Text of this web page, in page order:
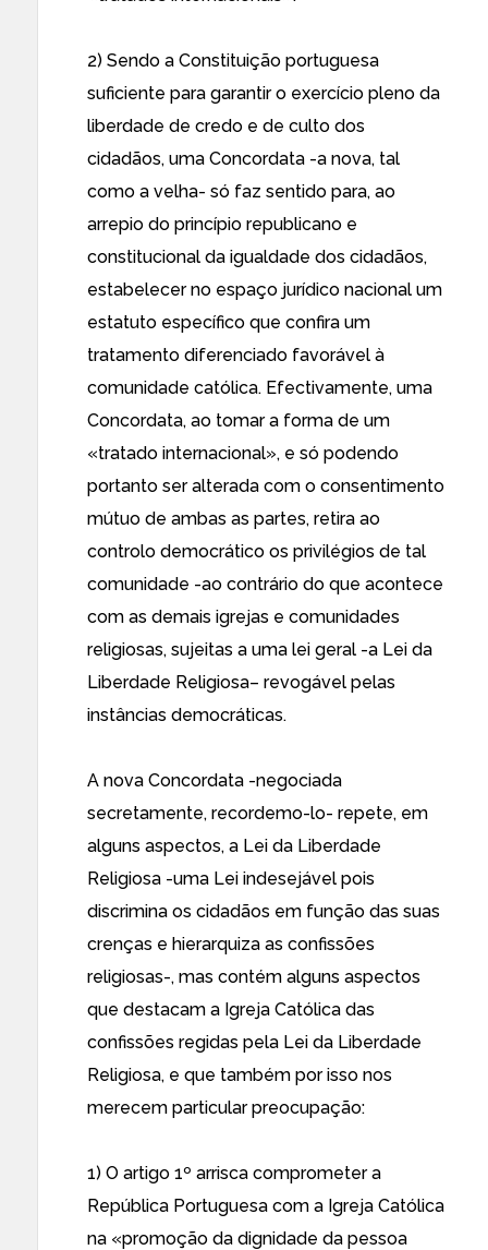
2) Sendo a Constituição portuguesa
suficiente para garantir o exercício pleno da
liberdade de credo e de culto dos
cidadãos, uma Concordata -a nova, tal
como a velha- só faz sentido para, ao
arrepio do princípio republicano e
constitucional da igualdade dos cidadãos,
estabelecer no espaço jurídico nacional um
estatuto específico que confira um
tratamento diferenciado favorável à
comunidade católica. Efectivamente, uma
Concordata, ao tomar a forma de um
«tratado internacional», e só podendo
portanto ser alterada com o consentimento
mútuo de ambas as partes, retira ao
controlo democrático os privilégios de tal
comunidade -ao contrário do que acontece
com as demais igrejas e comunidades
religiosas, sujeitas a uma lei geral -a Lei da
Liberdade Religiosa– revogável pelas
instâncias democráticas.
A nova Concordata -negociada
secretamente, recordemo-lo- repete, em
alguns aspectos, a Lei da Liberdade
Religiosa -uma Lei indesejável pois
discrimina os cidadãos em função das suas
crenças e hierarquiza as confissões
religiosas-, mas contém alguns aspectos
que destacam a Igreja Católica das
confissões regidas pela Lei da Liberdade
Religiosa, e que também por isso nos
merecem particular preocupação:
1) O artigo 1º arrisca comprometer a
República Portuguesa com a Igreja Católica
na «promoção da dignidade da pessoa